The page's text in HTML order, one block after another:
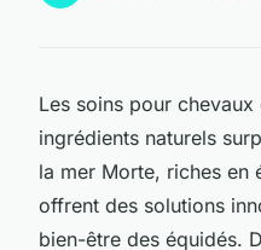
Les soins pour
ingrédients naturels
la mer Morte, riches en
offrent des solutions
bien-être des équidés.